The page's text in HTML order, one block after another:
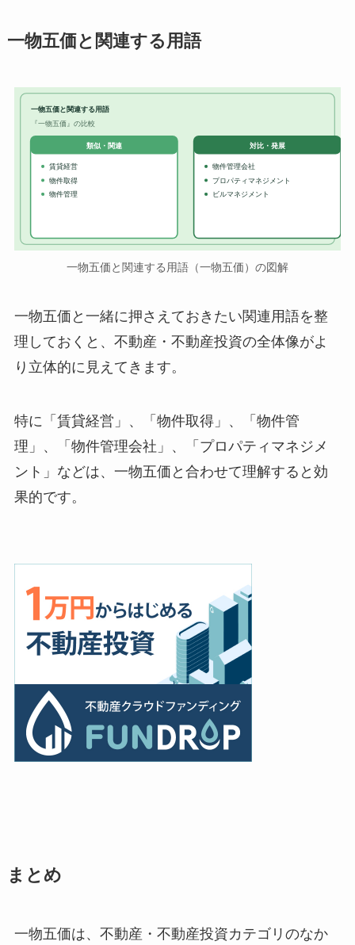
一物五価と関連する用語
一物五価と関連する用語
『一物五価』の比較
類似・関連
賃貸経営
物件取得
物件管理
対比・発展
物件管理会社
プロパティマネジメント
ビルマネジメント
一物五価と関連する用語（一物五価）の図解
一物五価と一緒に押さえておきたい関連用語を整
理しておくと、不動産・不動産投資の全体像がよ
り立体的に見えてきます。
特に「賃貸経営」、「物件取得」、「物件管
理」、「物件管理会社」、「プロパティマネジメ
ント」などは、一物五価と合わせて理解すると効
果的です。
まとめ
一物五価は、不動産・不動産投資カテゴリのなか